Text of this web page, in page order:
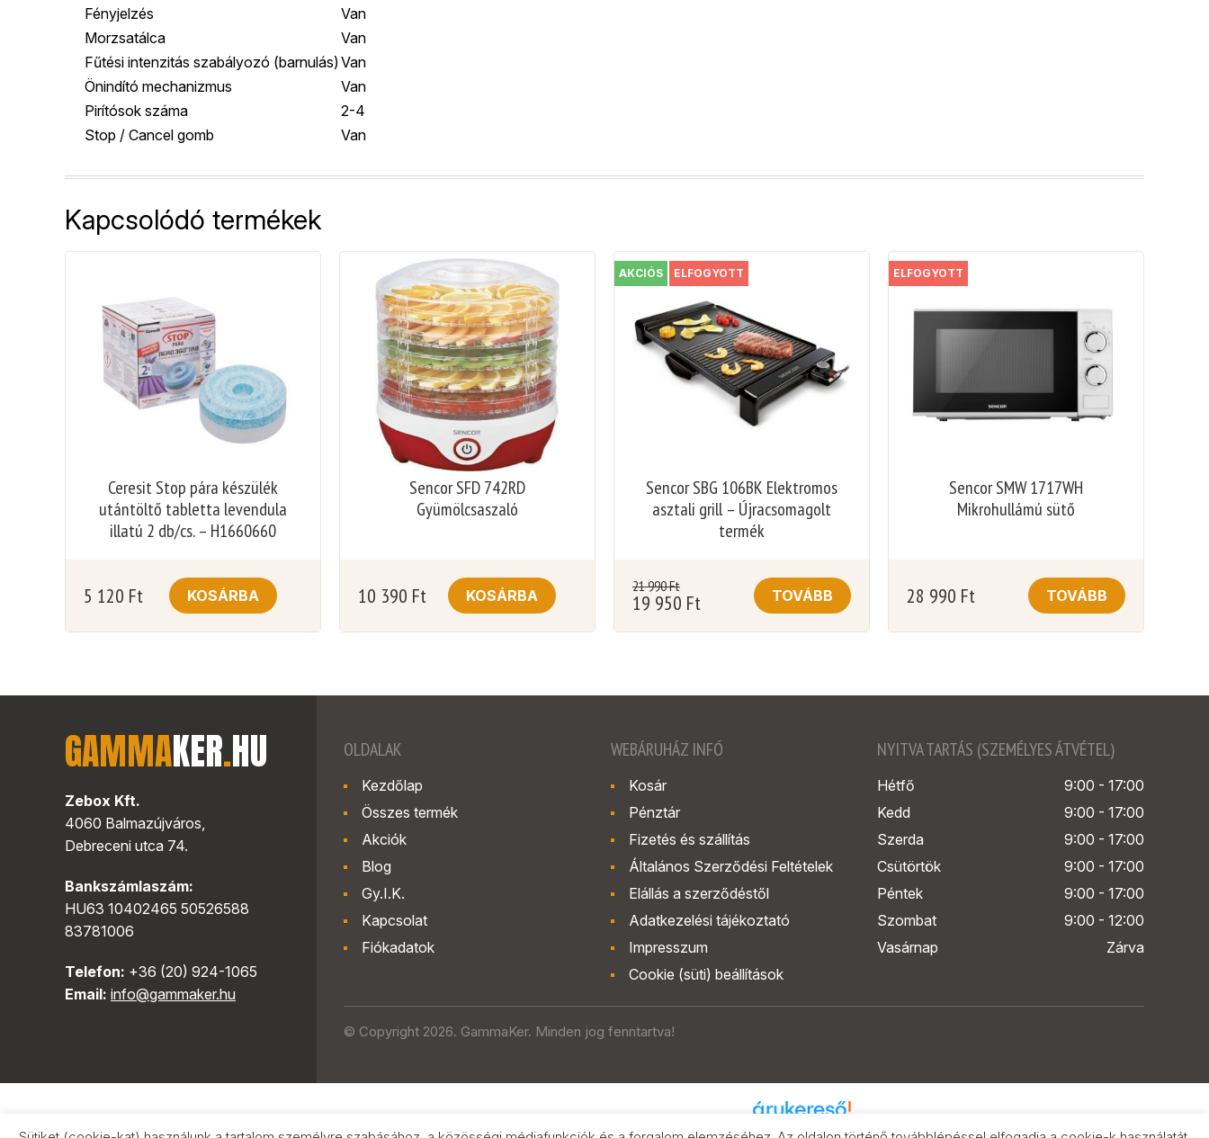
Fényjelzés
Van
Morzsatálca
Van
Fűtési intenzitás szabályozó (barnulás)Van
Önindító mechanizmus
Van
Pirítósok száma
2-4
Stop / Cancel gomb
Van
Kapcsolódó termékek
Ceresit Stop pára készülék
utántöltő tabletta levendula
illatú 2 db/cs. – H1660660
5 120 Ft KOSÁRBA
Sencor SFD 742RD
Gyümölcsaszaló
10 390 Ft KOSÁRBA
AKCIÓS ELFOGYOTT
Sencor SBG 106BK Elektromos
asztali grill – Újracsomagolt
termék
21 990Ft
19 950 Ft TOVÁBB
ELFOGYOTT
Sencor SMW 1717WH
Mikrohullámú sütő
28 990 Ft TOVÁBB
GAMMAKER.HU
Zebox Kft.
4060 Balmazújváros,
Debreceni utca 74.
Bankszámlaszám:
HU63 10402465 50526588
83781006
Telefon: +36 (20) 924-1065
Email: info@gammaker.hu
OLDALAK
Kezdőlap
Összes termék
Akciók
Blog
Gy.I.K.
Kapcsolat
Fiókadatok
WEBÁRUHÁZ INFÓ
Kosár
Pénztár
Fizetés és szállítás
Általános Szerződési Feltételek
Elállás a szerződéstől
Adatkezelési tájékoztató
Impresszum
Cookie (süti) beállítások
NYITVA TARTÁS (SZEMÉLYES ÁTVÉTEL)
Hétfő
9:00 - 17:00
Kedd
9:00 - 17:00
Szerda
9:00 - 17:00
Csütörtök
9:00 - 17:00
Péntek
9:00 - 17:00
Szombat
9:00 - 12:00
Vasárnap
Zárva
© Copyright 2026. GammaKer. Minden jog fenntartva!
Árak és paraméterek összehasonlítása